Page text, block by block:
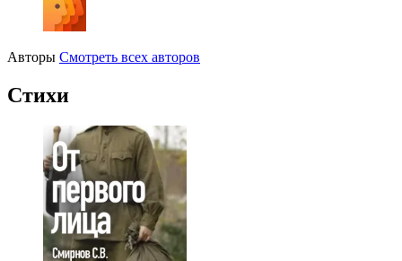
Авторы Смотреть всех авторов
Стихи